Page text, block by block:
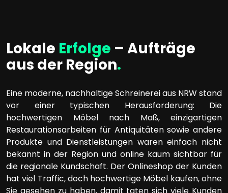
Lokale Erfolge – Aufträge
aus der Region.
Eine moderne, nachhaltige Schreinerei aus NRW stand
vor einer typischen Herausforderung: Die
hochwertigen Möbel nach Maß, einzigartigen
Restaurationsarbeiten für Antiquitäten sowie andere
Produkte und Dienstleistungen waren einfach nicht
bekannt in der Region und online kaum sichtbar für
die regionale Kundschaft. Der Onlineshop der Kunden
hat viel Traffic, doch hochwertige Möbel kaufen, ohne
Sie gesehen zu haben, damit taten sich viele Kunden